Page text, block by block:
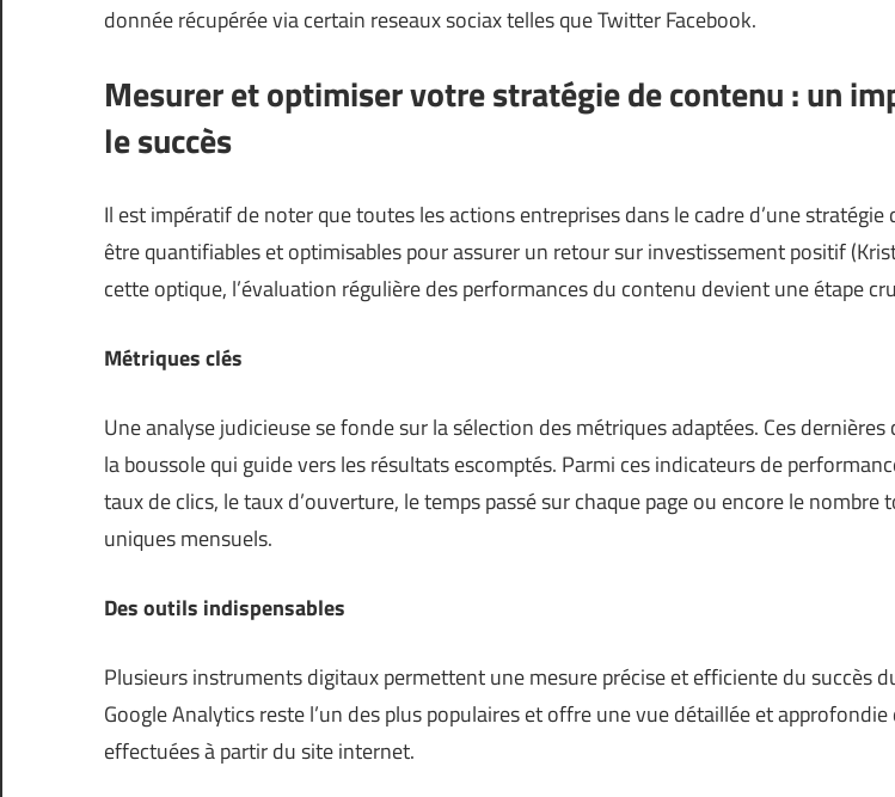
donnée récupérée via certain reseaux sociax telles que Twitter Facebook.
Mesurer et optimiser votre stratégie de contenu : un
le succès
Il est impératif de noter que toutes les actions entreprises dans le cadre d’une
être quantifiables et optimisables pour assurer un retour sur investissement positif (
cette optique, l’évaluation régulière des performances du contenu devient une étape
Métriques clés
Une analyse judicieuse se fonde sur la sélection des métriques adaptées. Ces
la boussole qui guide vers les résultats escomptés. Parmi ces indicateurs de
taux de clics, le taux d’ouverture, le temps passé sur chaque page ou encore le nombre
uniques mensuels.
Des outils indispensables
Plusieurs instruments digitaux permettent une mesure précise et efficiente du succès
Google Analytics reste l’un des plus populaires et offre une vue détaillée et
effectuées à partir du site internet.